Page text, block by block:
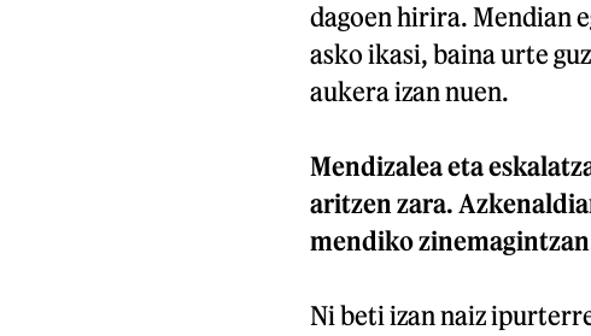
dagoen hirira. Mendian
asko ikasi, baina urte
aukera izan nuen.
Mendizalea eta
aritzen zara.
mendiko
Ni beti izan naiz